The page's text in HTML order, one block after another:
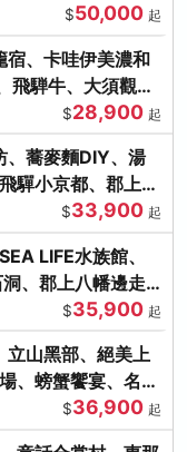
$50,000 起
宿、卡哇伊美濃和
飛騨牛、大須觀音
$28,900 起
、蕎麥麵DIY、湯
驒小京都、郡上八
$33,900 起
LIFE水族館、
、郡上八幡邊走
$35,900 起
山黑部、絕美上
、螃蟹饗宴、名湯
$36,900 起